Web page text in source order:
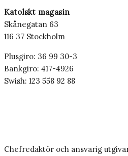
Katolskt magasin
Skånegatan 63
116 37 Stockholm
Plusgiro: 36 99 30-3
Bankgiro: 417-4926
Swish: 123 558 92 88
Chefredaktör och ansvarig